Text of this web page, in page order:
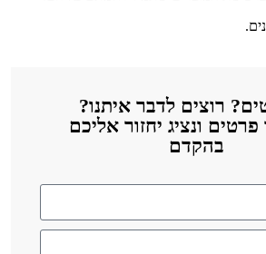
רוצים לדבר איתנו?
ונציג יחזור אליכם
בהקדם